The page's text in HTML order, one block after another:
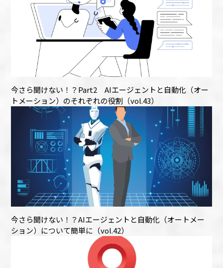
今さら聞けない！？Part2 AIエージェントと自動化（オー
トメーション）のそれぞれの役割（vol.43）
今さら聞けない！？AIエージェントと自動化（オートメー
ション）について簡単に（vol.42）